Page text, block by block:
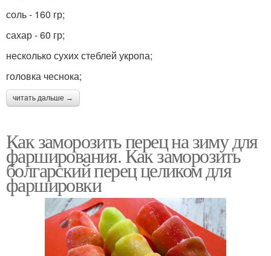
соль - 160 гр;
сахар - 60 гр;
несколько сухих стеблей укропа;
головка чеснока;
читать дальше →
Как заморозить перец на зиму для
фарширования. Как заморозить
болгарский перец целиком для
фаршировки